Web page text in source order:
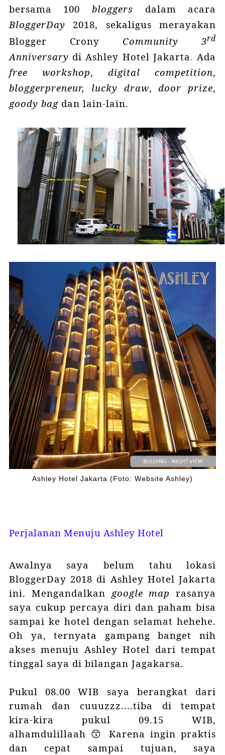
bersama 100 bloggers dalam acara
BloggerDay 2018, sekaligus merayakan
Blogger Crony Community3rd
Anniversary di Ashley Hotel Jakarta. Ada
free workshop,digital competition,
bloggerpreneur, lucky draw,door prize,
goody bagdan lain-lain.
Ashley Hotel Jakarta (Foto: Website Ashley)
Perjalanan Menuju Ashley Hotel
Awalnya saya belum tahu lokasi
BloggerDay 2018 di Ashley Hotel Jakarta
ini. Mengandalkan google maprasanya
saya cukup percaya diri dan paham bisa
sampai ke hotel dengan selamat hehehe.
Oh ya, ternyata gampang banget nih
akses menuju Ashley Hotel dari tempat
tinggal saya di bilangan Jagakarsa.
Pukul 08.00 WIB saya berangkat dari
rumah dan cuuuzzz....tiba di tempat
kira-kira pukul 09.15 WIB,
alhamdulillaah 😙
Karena ingin praktis
dan cepat sampai tujuan, saya